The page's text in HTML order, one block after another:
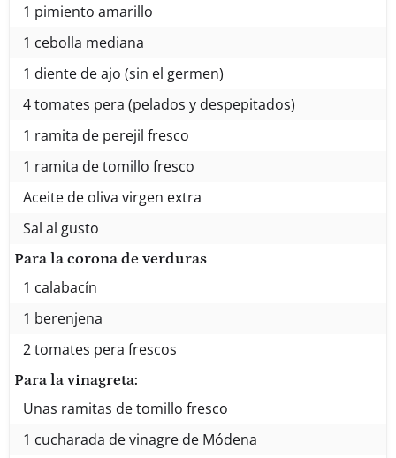
1 pimiento amarillo
1 cebolla mediana
1 diente de ajo (sin el germen)
4 tomates pera (pelados y despepitados)
1 ramita de perejil fresco
1 ramita de tomillo fresco
Aceite de oliva virgen extra
Sal al gusto
Para la corona de verduras
1 calabacín
1 berenjena
2 tomates pera frescos
Para la vinagreta:
Unas ramitas de tomillo fresco
1 cucharada de vinagre de Módena